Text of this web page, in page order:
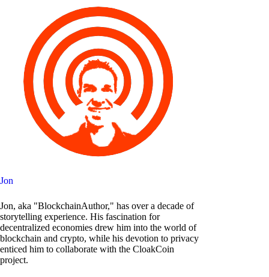
Jon
Jon, aka "BlockchainAuthor," has over a decade of
storytelling experience. His fascination for
decentralized economies drew him into the world of
blockchain and crypto, while his devotion to privacy
enticed him to collaborate with the CloakCoin
project.